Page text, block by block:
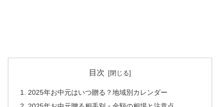
目次
2025年お中元はいつ贈る？地域別カレンダー